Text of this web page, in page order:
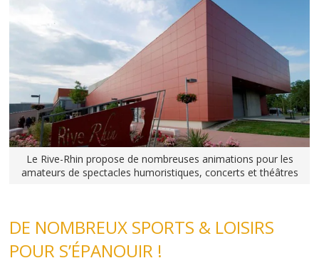
Le Rive-Rhin propose de nombreuses animations pour les
amateurs de spectacles humoristiques, concerts et théâtres
DE NOMBREUX SPORTS & LOISIRS
POUR S’ÉPANOUIR !